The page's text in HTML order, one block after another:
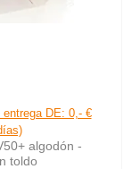
DE: 0,- €
algodón -
toldo